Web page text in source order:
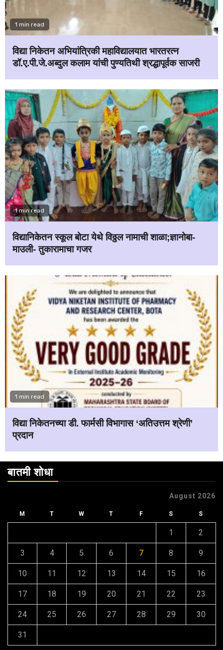
1 min read
विद्या निकेतन अभियांत्रिकी महाविद्यालयात भारतरत्न
डॉ.ए.पी.जे.अब्दुल कलाम यांची पुण्यतिथी श्रद्धापूर्वक साजरी
1 min read
विद्यानिकेतन स्कूल बोटा येथे विठ्ठल नामाची शाळा;ज्ञानोबा-
माउली- तुकारामाचा गजर
1 min read
विद्या निकेतनच्या डी. फार्मसी विभागास ‘अतिउत्तम श्रेणी’
प्रदान
बातमी शोधा
August 2026
M T W T F S S
1 2
3 4 5 6 7 8 9
10 11 12 13 14 15 16
17 18 19 20 21 22 23
24 25 26 27 28 29 30
31